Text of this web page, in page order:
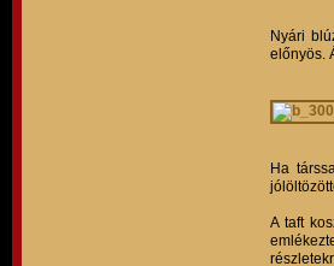
Nyári
előnyös.
Ha
A taft